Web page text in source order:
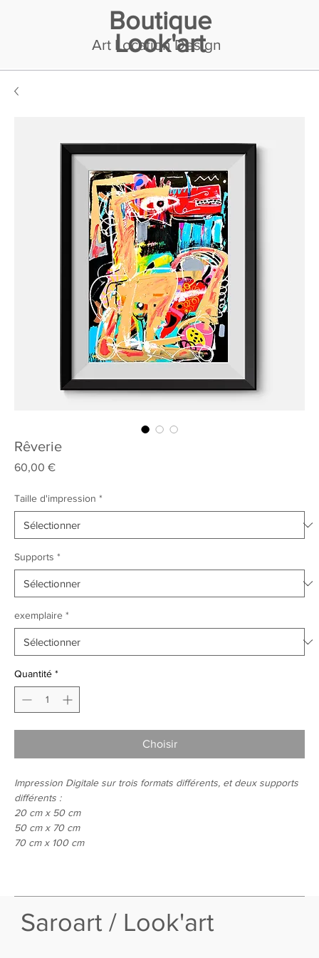
Art Location Design
Boutique
Look'art
Rêverie
60,00 €Prix
Taille d'impression *
Supports *
exemplaire *
Quantité *
Choisir
Impression Digitale sur trois formats différents, et deux supports
différents :
20 cm x 50 cm
50 cm x 70 cm
70 cm x 100 cm
Saroart / Look'art